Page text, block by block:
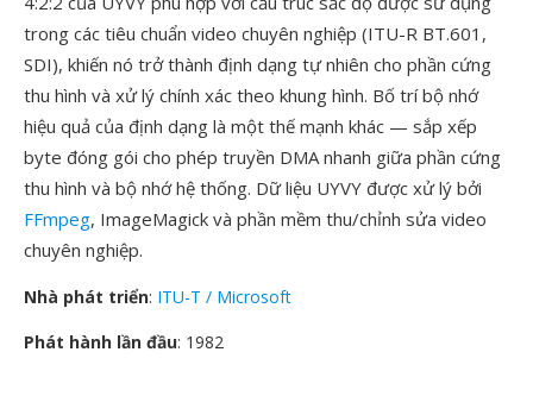
trong các tiêu chuẩn video chuyên nghiệp (ITU-R BT.601,
SDI), khiến nó trở thành định dạng tự nhiên cho phần cứng
thu hình và xử lý chính xác theo khung hình. Bố trí bộ nhớ
hiệu quả của định dạng là một thế mạnh khác — sắp xếp
byte đóng gói cho phép truyền DMA nhanh giữa phần cứng
thu hình và bộ nhớ hệ thống. Dữ liệu UYVY được xử lý bởi
FFmpeg, ImageMagick và phần mềm thu/chỉnh sửa video
chuyên nghiệp.
Nhà phát triển: ITU-T / Microsoft
Phát hành lần đầu: 1982